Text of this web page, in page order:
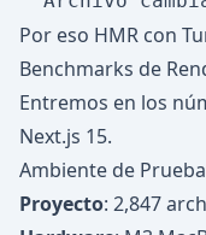
Por eso HMR con
Benchmarks de
Entremos en los
Next.js 15.
Ambiente de Prueba
Proyecto: 2,847